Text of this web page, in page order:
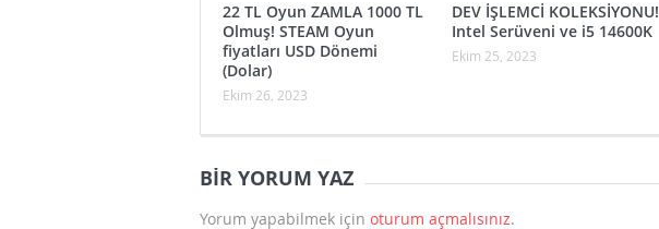
22 TL Oyun ZAMLA 1000 TL
Olmuş! STEAM Oyun
fiyatları USD Dönemi
(Dolar)
Ekim 26, 2023
DEV İŞLEMCİ KOLEKSİYONU!
Intel Serüveni ve i5 14600K
Ekim 25, 2023
BIR YORUM YAZ
Yorum yapabilmek için oturum açmalısınız.